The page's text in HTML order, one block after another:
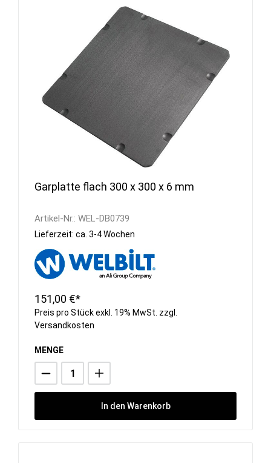
Garplatte flach 300 x 300 x 6 mm
Artikel-Nr.: WEL-DB0739
Lieferzeit: ca. 3-4 Wochen
151,00 €*
Preis pro Stück exkl. 19% MwSt. zzgl.
Versandkosten
MENGE
In den Warenkorb